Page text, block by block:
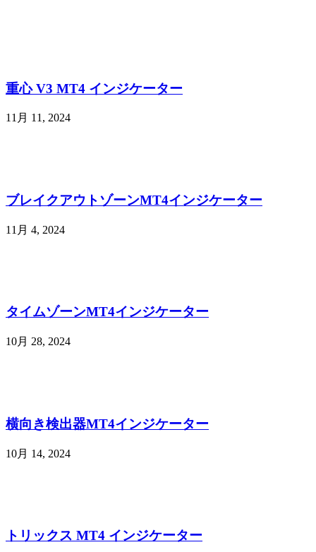
重心 V3 MT4 インジケーター
11月 11, 2024
ブレイクアウトゾーンMT4インジケーター
11月 4, 2024
タイムゾーンMT4インジケーター
10月 28, 2024
横向き検出器MT4インジケーター
10月 14, 2024
トリックス MT4 インジケーター